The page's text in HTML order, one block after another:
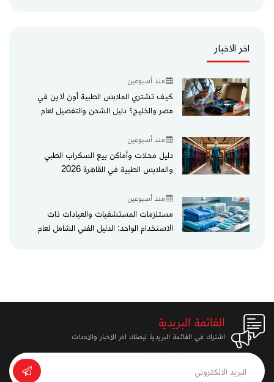
اخر الاخبار
منذ أسبوعين
كيف تشتري الملابس الطبية أون لاين في
مصر والخليج؟ دليل الشحن والتفصيل لعام
منذ أسبوعين
دليل محلات وأماكن بيع السكراب الطبي
والملابس الطبية في القاهرة 2026
منذ أسبوعين
مستلزمات المستشفيات والعيادات ذات
الاستخدام الواحد: الدليل الفني الشامل لعام
القائمة البريدية
اشترك في القائمة البريدية ليصلك اخر الاخبار والاحداث